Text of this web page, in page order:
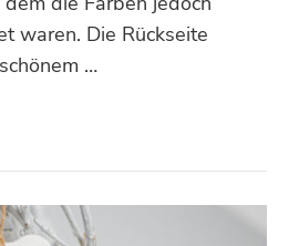
waren. Die Rückseite
…